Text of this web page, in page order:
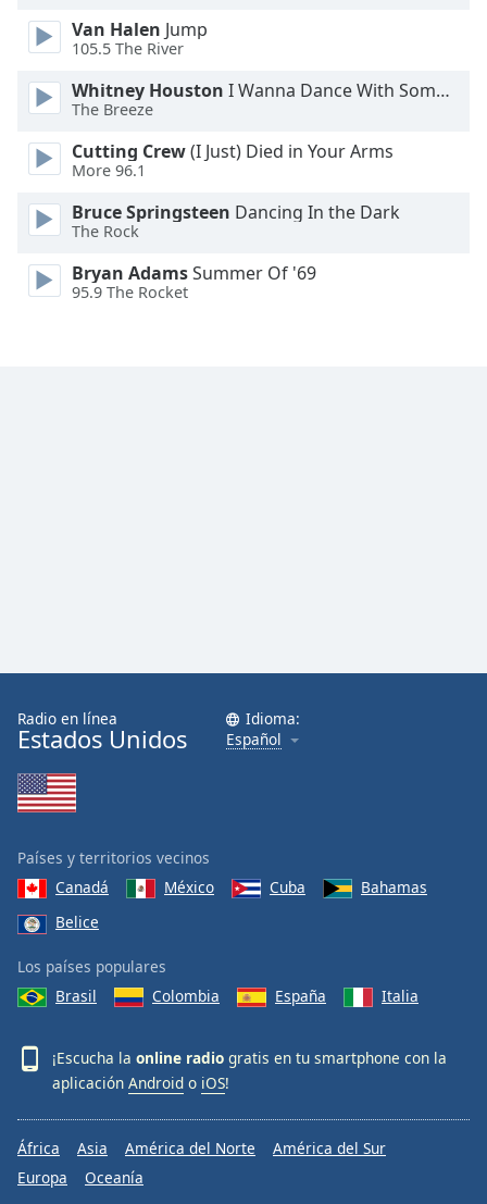
Font
Text
Edge
Family
Van Halen Jump
105.5 The River
Whitney Houston I Wanna Dance With Somebody
The Breeze
Cutting Crew(I Just) Died in Your Arms
More 96.1
Bruce Springsteen Dancing In the Dark
The Rock
Bryan AdamsSummer Of '69
95.9 The Rocket
Radio en línea
Estados Unidos
Idioma:
Español
Países y territorios vecinos
Canadá
México Cuba
Bahamas
Belice
Los países populares
Brasil
Colombia España Italia
¡Escucha la online radio gratis en tu smartphone con la
aplicación Android o iOS!
África Asia América del Norte
América del Sur
Europa
Oceanía